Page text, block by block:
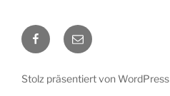
Facebook
E-
Mail
Stolz präsentiert von WordPress